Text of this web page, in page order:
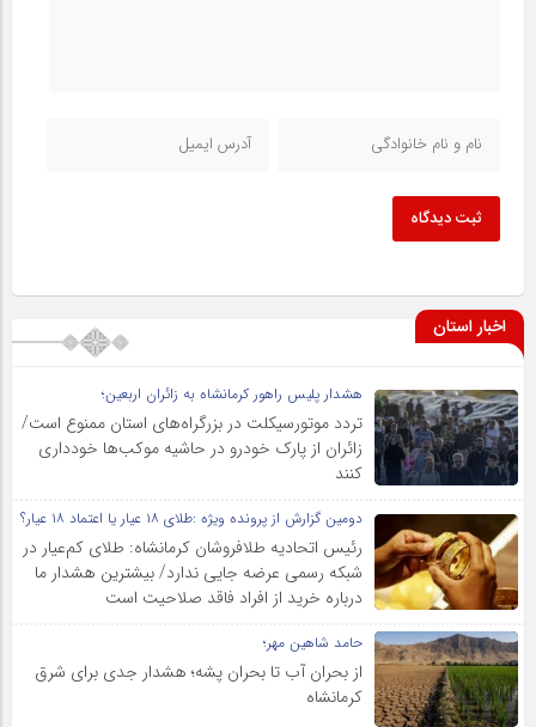
ثبت دیدگاه
اخبار استان
هشدار پلیس راهور کرمانشاه به زائران اربعین؛
تردد موتورسیکلت در بزرگراه‌های استان ممنوع است/
زائران از پارک خودرو در حاشیه موکب‌ها خودداری
کنند
دومین گزارش از پرونده ویژه :طلای ۱۸ عیار یا اعتماد ۱۸ عیار؟
رئیس اتحادیه طلافروشان کرمانشاه: طلای کم‌عیار در
شبکه رسمی عرضه جایی ندارد/ بیشترین هشدار ما
درباره خرید از افراد فاقد صلاحیت است
حامد شاهین مهر؛
از بحران آب تا بحران پشه؛ هشدار جدی برای شرق
کرمانشاه